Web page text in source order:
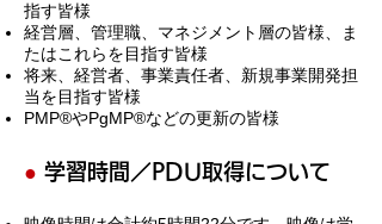
指す皆様
経営層、管理職、マネジメント層の皆様、ま
たはこれらを目指す皆様
将来、経営者、事業責任者、新規事業開発担
当を目指す皆様
PMP®やPgMP®などの更新の皆様
● 学習時間／PDU取得について